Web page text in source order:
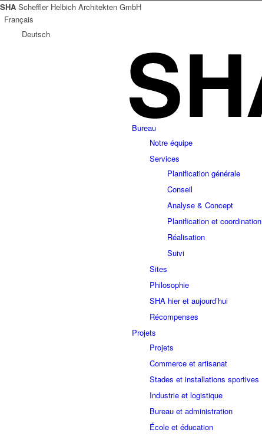
SHA Scheffler Helbich Architekten GmbH
Français
Deutsch
Bureau
Notre équipe
Services
Planification générale
Conseil
Analyse & Concept
Planification et coordination
Réalisation
Suivi
Sites
Philosophie
SHA hier et aujourd’hui
Récompenses
Projets
Projets
Commerce et artisanat
Stades et installations sportives
Industrie et logistique
Bureau et administration
École et éducation